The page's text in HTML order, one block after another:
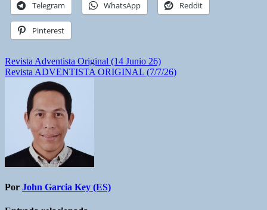
Telegram WhatsApp Reddit
Pinterest
Navegación
de
entradas
Revista Adventista Original (14 Junio 26)
Revista ADVENTISTA ORIGINAL (7/7/26)
Por John Garcia Key (ES)